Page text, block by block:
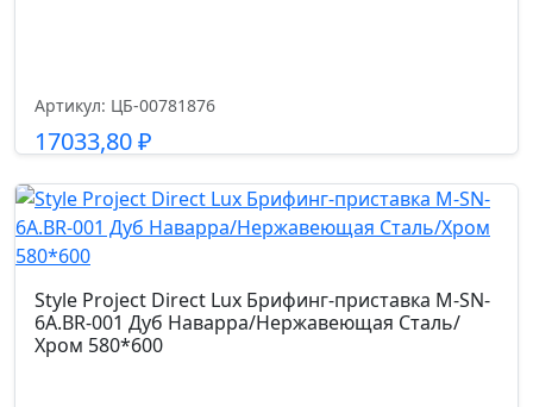
Артикул: ЦБ-00781876
17033,80₽
Подробнее
Style Project Direct Lux Брифинг-приставка M-SN-
6A.BR-001 Дуб Наварра/Нержавеющая Сталь/
Хром 580*600